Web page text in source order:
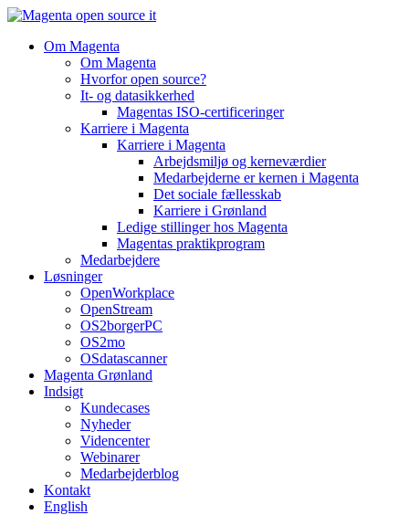
Videre
indholdOm Magenta
Om Magenta
Hvorfor open source?
It- og datasikkerhed
Magentas ISO-certificeringer
Karriere i Magenta
Karriere i Magenta
Arbejdsmiljø og kerneværdier
Medarbejderne er kernen i Magenta
Det sociale fællesskab
Karriere i Grønland
Ledige stillinger hos Magenta​
Magentas praktikprogram
Medarbejdere
Løsninger
OpenWorkplace
OpenStream
OS2borgerPC
OS2mo
OSdatascanner
Magenta Grønland
Indsigt
Kundecases
Nyheder
Videncenter
Webinarer
Medarbejderblog
Kontakt
English